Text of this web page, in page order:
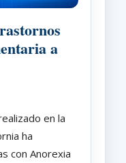
a
en la
ha
con Anorexia